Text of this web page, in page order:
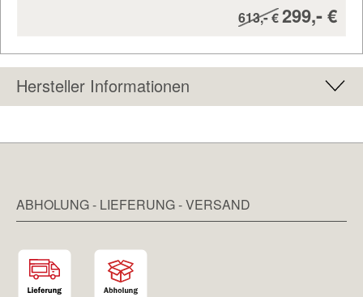
Regulärer Preis:
613,-€299,-€
Hersteller Informationen
ABHOLUNG - LIEFERUNG - VERSAND